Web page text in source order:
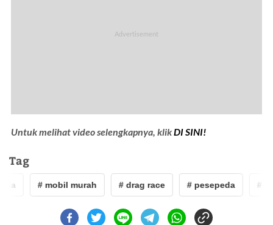
Untuk melihat video selengkapnya, klikDI SINI!
Tag
# mobil murah # drag race # pesepeda #